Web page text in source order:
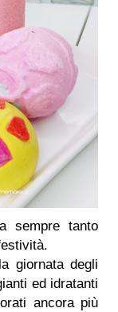
sempre tanto
giornata degli
ed idratanti
ancora più